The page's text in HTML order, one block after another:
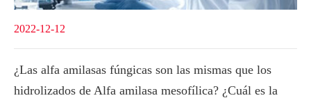
2022-12-12
¿Las alfa amilasas fúngicas son las mismas que los
hidrolizados de Alfa amilasa mesofílica? ¿Cuál es la